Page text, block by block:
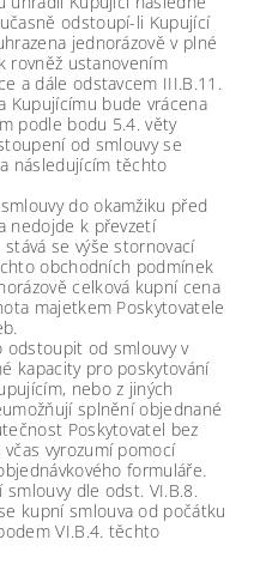
odstoupí-li Kupující
jednorázově v plné
rovněž ustanovením
a dále odstavcem III.B.11.
bude vrácena
podle bodu 5.4. věty
od smlouvy se
následujícím těchto
do okamžiku před
nedojde k převzetí
se výše stornovací
obchodních podmínek
celková kupní cena
majetkem Poskytovatele
odstoupit od smlouvy v
kapacity pro poskytování
nebo z jiných
splnění objednané
Poskytovatel bez
vyrozumí pomocí
formuláře.
dle odst. VI.B.8.
kupní smlouva od počátku
VI.B.4. těchto